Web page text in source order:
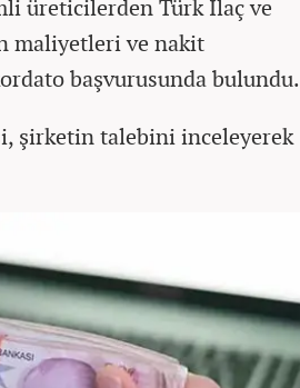
üreticilerden Türk İlaç ve
maliyetleri ve nakit
başvurusunda bulundu.
şirketin talebini inceleyerek